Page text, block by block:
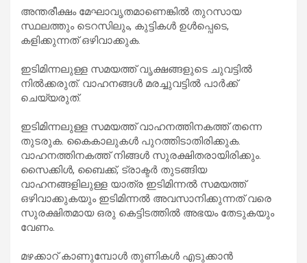
അന്തരീക്ഷം മേഘാവൃതമാണെങ്കിൽ തുറസായ
സ്ഥലത്തും ടെറസിലും, കുട്ടികൾ ഉൾപ്പെടെ,
കളിക്കുന്നത് ഒഴിവാക്കുക.
ഇടിമിന്നലുള്ള സമയത്ത് വൃക്ഷങ്ങളുടെ ചുവട്ടിൽ
നിൽക്കരുത്‌. വാഹനങ്ങൾ മരച്ചുവട്ടിൽ പാർക്ക്
ചെയ്യരുത്.
ഇടിമിന്നലുള്ള സമയത്ത് വാഹനത്തിനകത്ത് തന്നെ
തുടരുക. കൈകാലുകൾ പുറത്തിടാതിരിക്കുക.
വാഹനത്തിനകത്ത് നിങ്ങൾ സുരക്ഷിതരായിരിക്കും.
സൈക്കിൾ, ബൈക്ക്, ട്രാക്ടർ തുടങ്ങിയ
വാഹനങ്ങളിലുള്ള യാത്ര ഇടിമിന്നൽ സമയത്ത്
ഒഴിവാക്കുകയും ഇടിമിന്നൽ അവസാനിക്കുന്നത് വരെ
സുരക്ഷിതമായ ഒരു കെട്ടിടത്തിൽ അഭയം തേടുകയും
വേണം.
മഴക്കാറ് കാണുമ്പോൾ തുണികൾ എടുക്കാൻ